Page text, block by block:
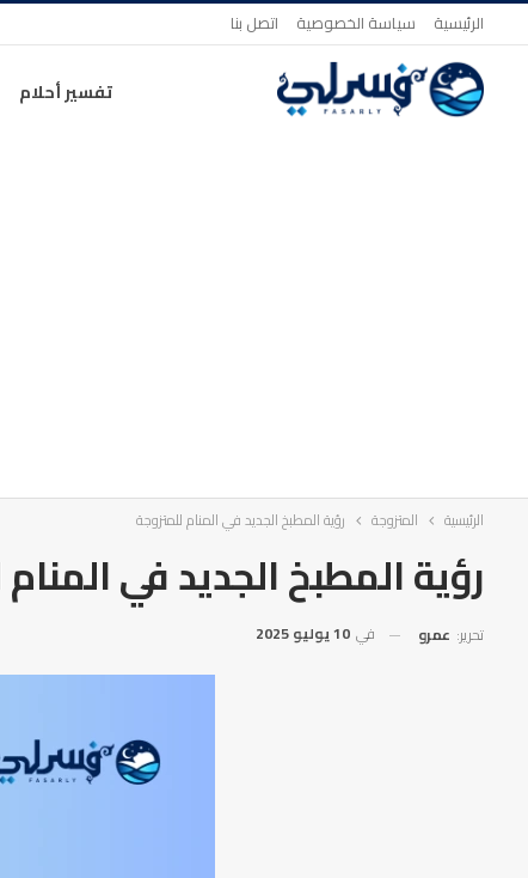
الرئيسية سياسة الخصوصية اتصل بنا
تفسير أحلام
الرئيسية المتزوجة رؤية المطبخ الجديد في المنام للمتزوجة
رؤية المطبخ الجديد في
تحرير: عمرو في 10 يوليو 2025